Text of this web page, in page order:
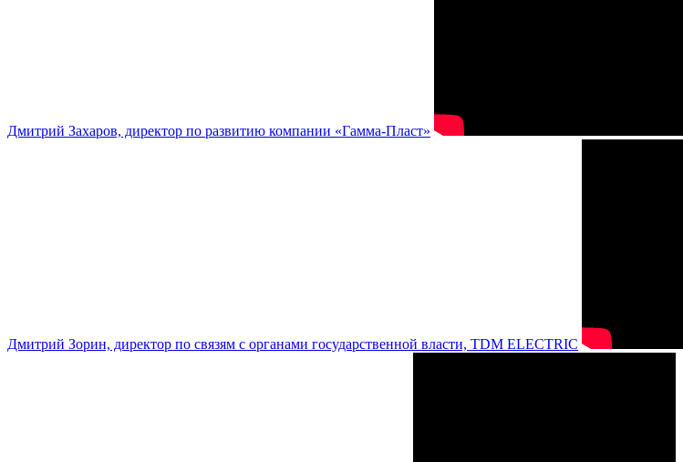
Дмитрий Захаров, директор по развитию компании «Гамма-Пласт»
Дмитрий Зорин, директор по связям с органами государственной власти, TDM ELECTRIC